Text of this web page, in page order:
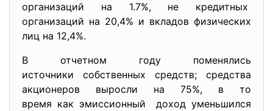
организаций на 1.7%, не кредитных
организаций на 20,4% и вкладов физических
лиц на 12,4%.
В отчетном году поменялись
источники собственных средств; средства
акционеров выросли на 75%, в то
время как эмиссионный доход уменьшился